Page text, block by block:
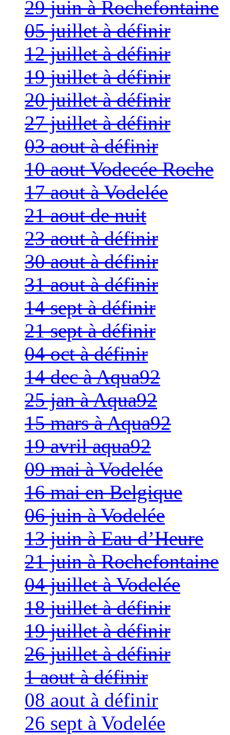
29 juin à Rochefontaine
05 juillet à définir
12 juillet à définir
19 juillet à définir
20 juillet à définir
27 juillet à définir
03 aout à définir
10 aout Vodecée Roche
17 aout à Vodelée
21 aout de nuit
23 aout à définir
30 aout à définir
31 aout à définir
14 sept à définir
21 sept à définir
04 oct à définir
14 dec à Aqua92
25 jan à Aqua92
15 mars à Aqua92
19 avril aqua92
09 mai à Vodelée
16 mai en Belgique
06 juin à Vodelée
13 juin à Eau d’Heure
21 juin à Rochefontaine
04 juillet à Vodelée
18 juillet à définir
19 juillet à définir
26 juillet à définir
1 aout à définir
08 aout à définir
26 sept à Vodelée